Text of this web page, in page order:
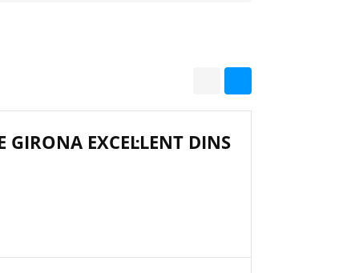
EXCEL·LENT DINS